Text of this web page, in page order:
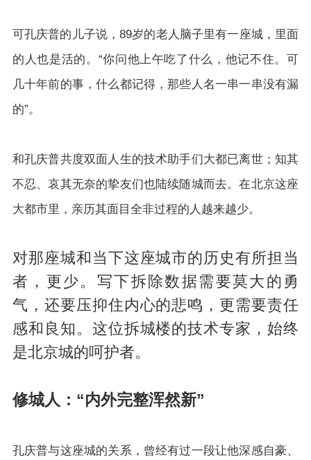
可孔庆普的儿子说，89岁的老人脑子里有一座城，里面
的人也是活的。“你问他上午吃了什么，他记不住。可
几十年前的事，什么都记得，那些人名一串一串没有漏
的”。
和孔庆普共度双面人生的技术助手们大都已离世；知其
不忍、哀其无奈的挚友们也陆续随城而去。在北京这座
大都市里，亲历其面目全非过程的人越来越少。
对那座城和当下这座城市的历史有所担当
者，更少。写下拆除数据需要莫大的勇
气，还要压抑住内心的悲鸣，更需要责任
感和良知。这位拆城楼的技术专家，始终
是北京城的呵护者。
修城人：“内外完整浑然新”
孔庆普与这座城的关系，曾经有过一段让他深感自豪、